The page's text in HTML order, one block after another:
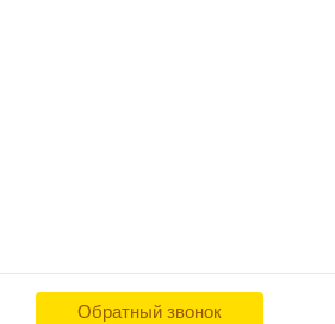
Обратный звонок